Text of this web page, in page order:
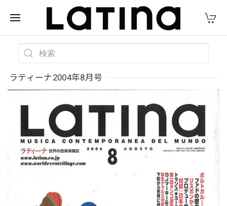
ラティーナ2004年8月号